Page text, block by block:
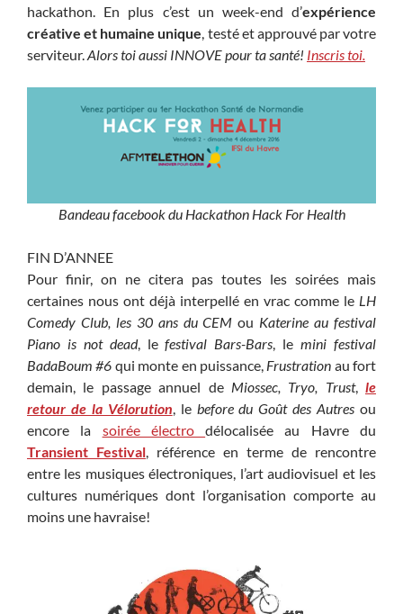
hackathon. En plus c’est un week-end d’expérience
créative et humaine unique, testé et approuvé par votre
serviteur.Alors toi aussi INNOVE pour ta santé! Inscris toi.
Bandeau facebook du Hackathon Hack For Health
FIN D’ANNEE
Pour finir, on ne citera pas toutes les soirées mais
certaines nous ont déjà interpellé en vrac comme le LH
Comedy Club, les 30 ans du CEM ou Katerine au festival
Piano is not dead, lefestival Bars-Bars, le mini festival
BadaBoum #6 qui monte en puissance, Frustration au fort
demain, le passage annuel de Miossec, Tryo, Trust, le
retour de la Vélorution, le before du Goût des Autres ou
encore la soirée électrodélocalisée au Havre du
Transient Festival, référence en terme de rencontre
entre les musiques électroniques, l’art audiovisuel et les
cultures numériques dont l’organisation comporte au
moins une havraise!